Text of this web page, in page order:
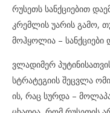
რუსეთს სანქციებით
კრემლის უარის გამო,
მოჰყოლია –
ვლადიმერ
სტრატეგიის შეცვლა
ის, რაც სურდა –